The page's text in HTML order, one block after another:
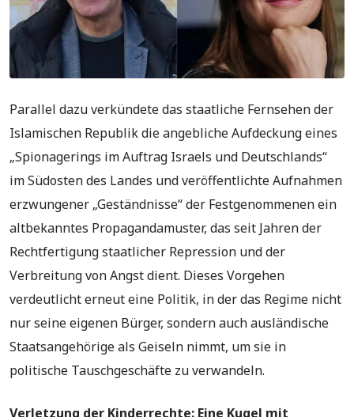
Parallel dazu verkündete das staatliche Fernsehen der
Islamischen Republik die angebliche Aufdeckung eines
„Spionagerings im Auftrag Israels und Deutschlands“
im Südosten des Landes und veröffentlichte Aufnahmen
erzwungener „Geständnisse“ der Festgenommenen ein
altbekanntes Propagandamuster, das seit Jahren der
Rechtfertigung staatlicher Repression und der
Verbreitung von Angst dient. Dieses Vorgehen
verdeutlicht erneut eine Politik, in der das Regime nicht
nur seine eigenen Bürger, sondern auch ausländische
Staatsangehörige als Geiseln nimmt, um sie in
politische Tauschgeschäfte zu verwandeln.
Verletzung der Kinderrechte: Eine Kugel mit